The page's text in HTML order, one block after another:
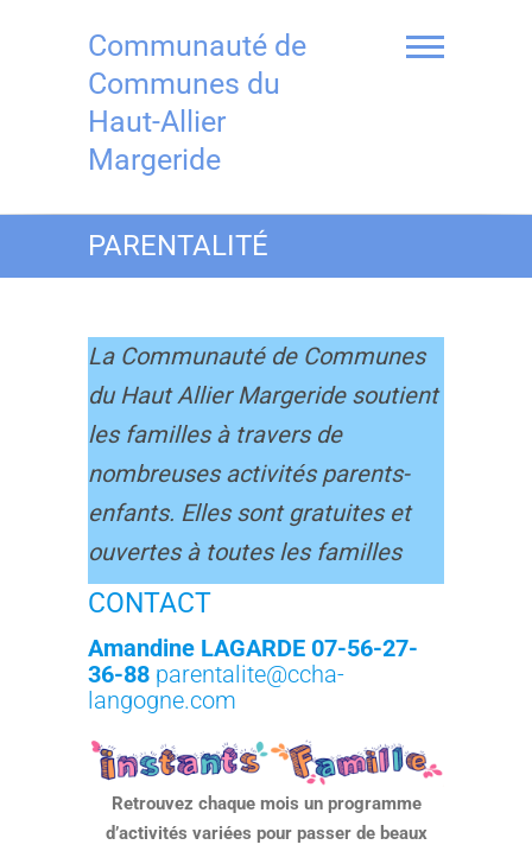
Communauté de
Communes du
Haut-Allier
Margeride
PARENTALITÉ
La Communauté de Communes
du Haut Allier Margeride soutient
les familles à travers de
nombreuses activités parents-
enfants. Elles sont gratuites et
ouvertes à toutes les familles
CONTACT
Amandine LAGARDE 07-56-27-
36-88 parentalite@ccha-
langogne.com
Retrouvez chaque mois un programme
d’activités variées pour passer de beaux